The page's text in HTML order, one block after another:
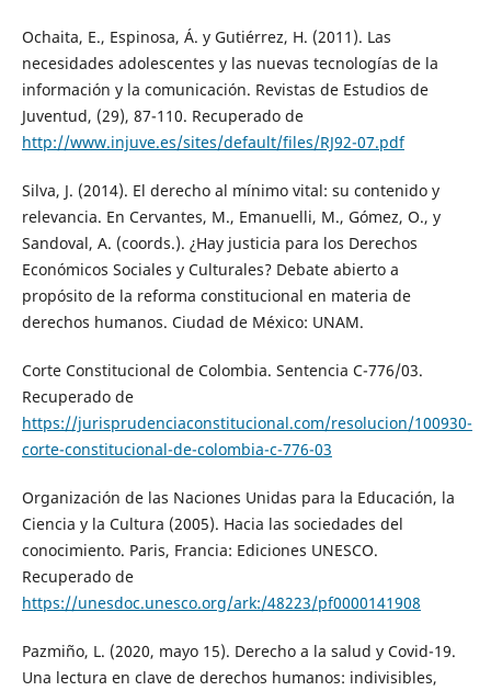
Ochaita, E., Espinosa, Á. y Gutiérrez, H. (2011). Las
necesidades adolescentes y las nuevas tecnologías de la
información y la comunicación. Revistas de Estudios de
Juventud, (29), 87-110. Recuperado de
http://www.injuve.es/sites/default/files/RJ92-07.pdf
Silva, J. (2014). El derecho al mínimo vital: su contenido y
relevancia. En Cervantes, M., Emanuelli, M., Gómez, O., y
Sandoval, A. (coords.). ¿Hay justicia para los Derechos
Económicos Sociales y Culturales? Debate abierto a
propósito de la reforma constitucional en materia de
derechos humanos. Ciudad de México: UNAM.
Corte Constitucional de Colombia. Sentencia C-776/03.
Recuperado de
https://jurisprudenciaconstitucional.com/resolucion/100930-
corte-constitucional-de-colombia-c-776-03
Organización de las Naciones Unidas para la Educación, la
Ciencia y la Cultura (2005). Hacia las sociedades del
conocimiento. Paris, Francia: Ediciones UNESCO.
Recuperado de
https://unesdoc.unesco.org/ark:/48223/pf0000141908
Pazmiño, L. (2020, mayo 15). Derecho a la salud y Covid-19.
Una lectura en clave de derechos humanos: indivisibles,